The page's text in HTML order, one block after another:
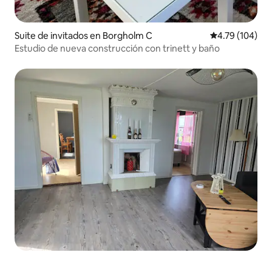
Suite de invitados en Borgholm C Calificación
4.79 (104)
Estudio de nueva construcción con trinett y baño